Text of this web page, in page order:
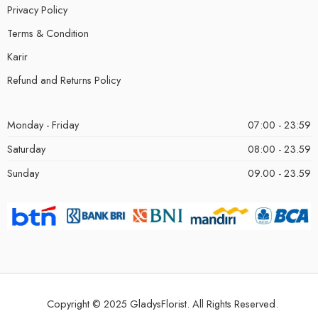
Privacy Policy
Terms & Condition
Karir
Refund and Returns Policy
Monday - Friday
07:00 - 23:59
Saturday
08:00 - 23.59
Sunday
09.00 - 23.59
Copyright © 2025 GladysFlorist. All Rights Reserved.